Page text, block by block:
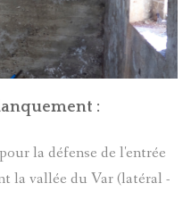
JOSEPH
(1893-
MACARIO
Goracci
JACQUES
:
la défense de l'entrée
la vallée du Var (latéral -